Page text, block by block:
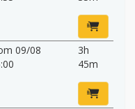
09/08
3h
45m